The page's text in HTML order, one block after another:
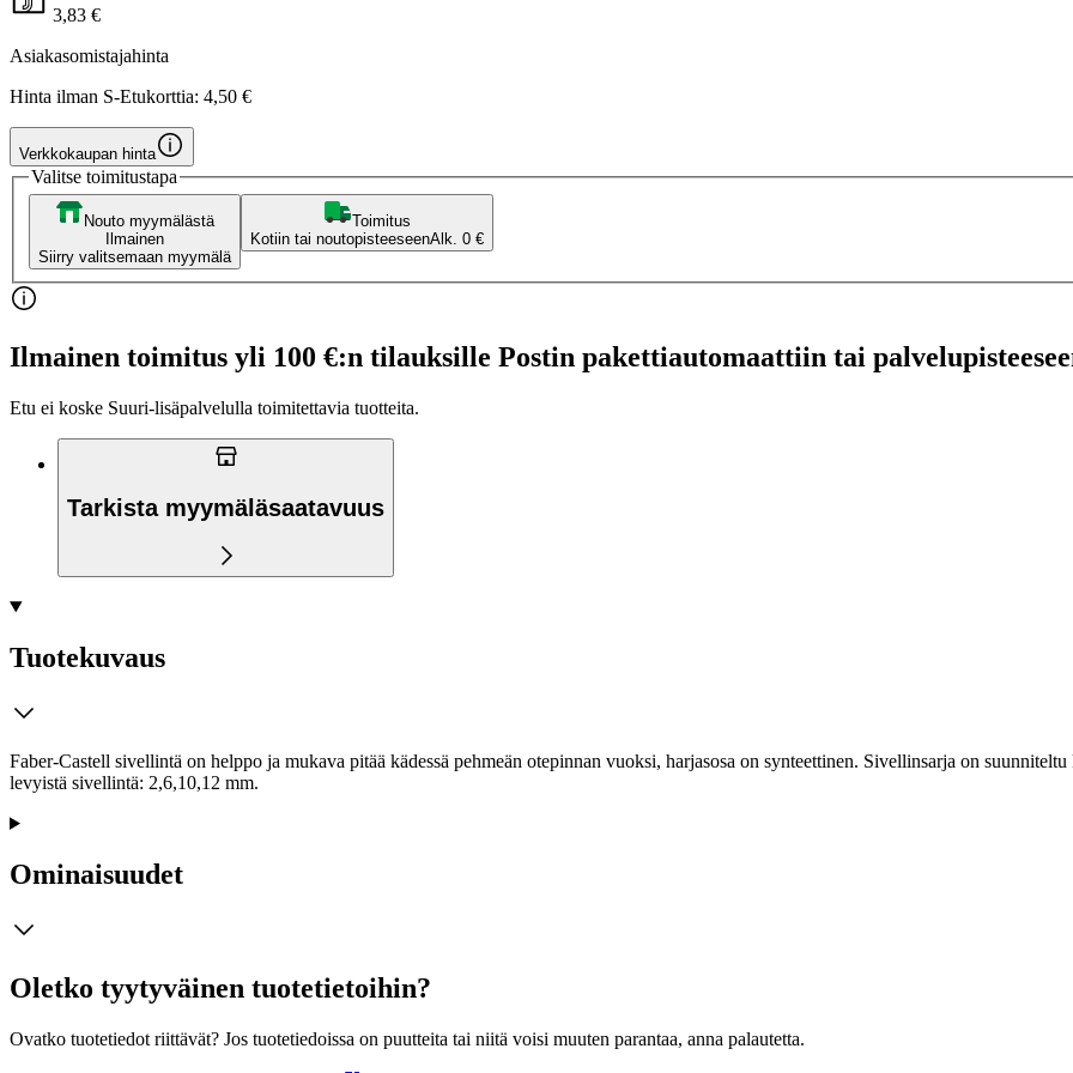
3,83 €
Asiakasomistajahinta
Hinta ilman S-Etukorttia: 4,50 €
Verkkokaupan hinta
Valitse toimitustapa
Nouto myymälästä
Ilmainen
Siirry valitsemaan myymälä
Toimitus
Kotiin tai noutopisteeseenAlk. 0 €
Ilmainen toimitus yli 100 €:n tilauksille Postin pakettiautomaattiin tai
Etu ei koske Suuri‑lisäpalvelulla toimitettavia tuotteita.
Tarkista myymäläsaatavuus
Tuotekuvaus
Faber-Castell sivellintä on helppo ja mukava pitää kädessä pehmeän otepinnan vuoksi, harjasosa on synteettinen. Sivellinsarja on
levyistä sivellintä: 2,6,10,12 mm.
Ominaisuudet
Oletko tyytyväinen tuotetietoihin?
Ovatko tuotetiedot riittävät? Jos tuotetiedoissa on puutteita tai niitä voisi muuten parantaa, anna palautetta.